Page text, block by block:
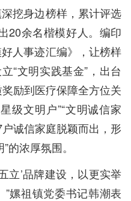
挖身边榜样，累计评选
20余名楷模好人。编印
人事迹汇编》，让榜样
“文明实践基金”，出台
励到医疗保障全方位关
级文明户”“文明诚信家
诚信家庭脱颖而出，形
的浓厚氛围。
立’品牌建设，以更实举
嫘祖镇党委书记韩潮表